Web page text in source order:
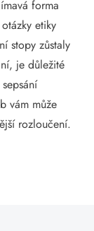
forma
etiky
stopy zůstaly
je důležité
vám může
rozloučení.